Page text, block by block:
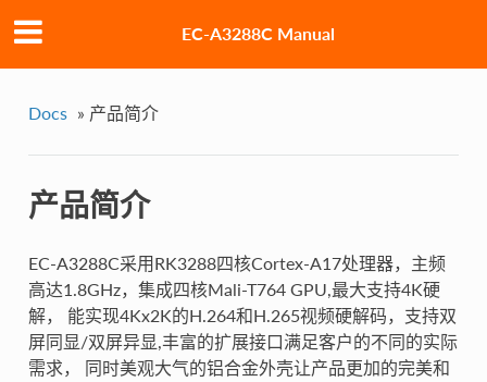
EC-A3288C Manual
Docs » 产品简介
产品简介
EC-A3288C采用RK3288四核Cortex-A17处理器，主频
高达1.8GHz，集成四核Mali-T764 GPU,最大支持4K硬
解， 能实现4Kx2K的H.264和H.265视频硬解码，支持双
屏同显/双屏异显,丰富的扩展接口满足客户的不同的实际
需求， 同时美观大气的铝合金外壳让产品更加的完美和